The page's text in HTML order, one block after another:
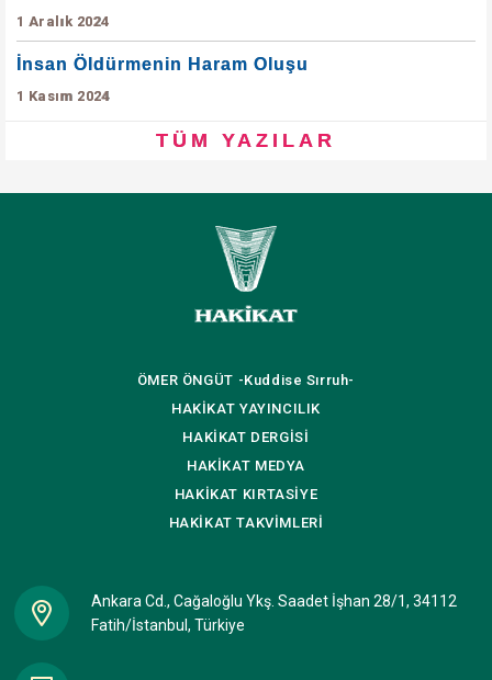
1 Aralık 2024
İnsan Öldürmenin Haram Oluşu
1 Kasım 2024
TÜM YAZILAR
ÖMER ÖNGÜT -Kuddise Sırruh-
HAKİKAT YAYINCILIK
HAKİKAT DERGİSİ
HAKİKAT MEDYA
HAKİKAT KIRTASİYE
HAKİKATTAKVİMLERİ
Ankara Cd., Cağaloğlu Ykş. Saadet İşhan 28/1, 34112
Fatih/İstanbul, Türkiye